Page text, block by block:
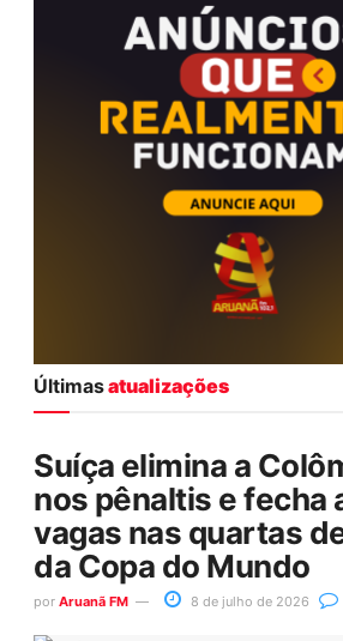
Últimasatualizações
Suíça elimina a
nos pênaltis e fecha
vagas nas quartas
da Copa do Mundo
por Aruanã FM 8 de julho de 2026